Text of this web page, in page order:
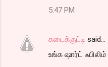
5:47 PM
கடைக்குட்டி said…
உங்க ஷார்ட் ஃபிலிம்